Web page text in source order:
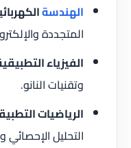
الهندسة
المتجددة
الفيزياء
وتقنيات النانو.
الرياضيات
التحليل الإحصائي